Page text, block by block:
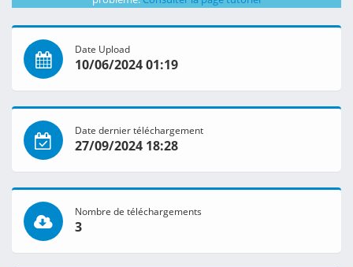
Date Upload
10/06/2024 01:19
Date dernier téléchargement
27/09/2024 18:28
Nombre de téléchargements
3